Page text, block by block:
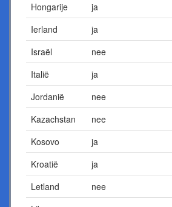
Hongarije ja
Ierland
ja
Israël
nee
Italië
ja
Jordanië
nee
Kazachstan
nee
Kosovo
ja
Kroatië
ja
Letland
nee